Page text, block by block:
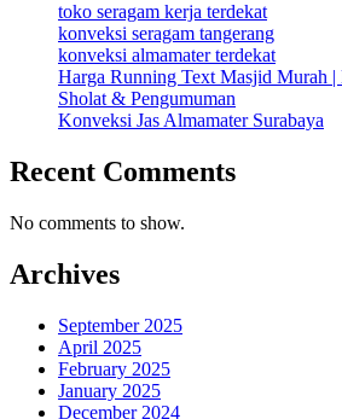
toko seragam kerja terdekat
konveksi seragam tangerang
konveksi almamater terdekat
Harga Running Text Masjid Murah
Sholat & Pengumuman
Konveksi Jas Almamater Surabaya
Recent Comments
No comments to show.
Archives
September 2025
April 2025
February 2025
January 2025
December 2024